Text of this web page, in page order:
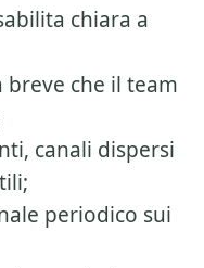
chiara a
che il team
canali dispersi
periodico sui